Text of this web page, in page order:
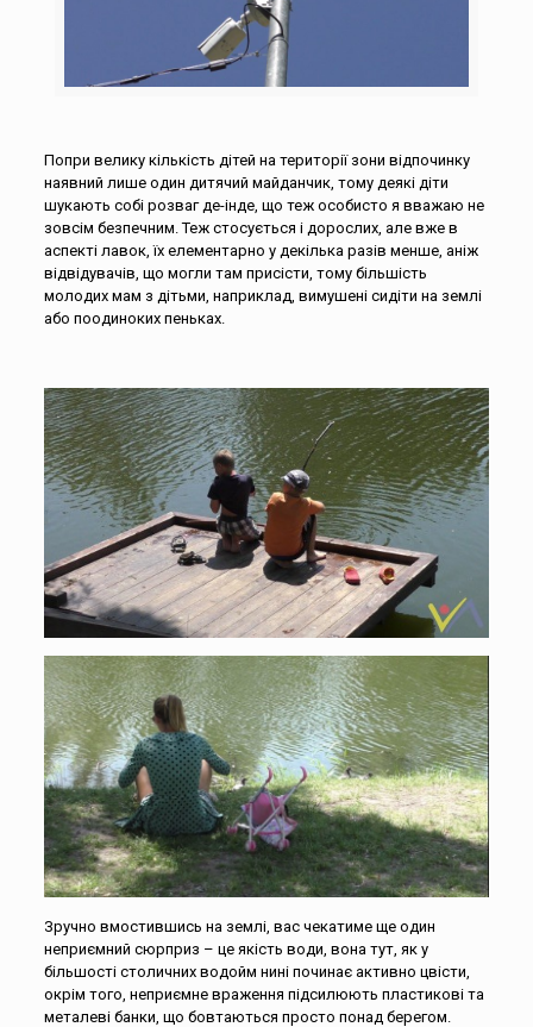
Попри велику кількість дітей на території зони відпочинку
наявний лише один дитячий майданчик, тому деякі діти
шукають собі розваг де-інде, що теж особисто я вважаю не
зовсім безпечним. Теж стосується і дорослих, але вже в
аспекті лавок, їх елементарно у декілька разів менше, аніж
відвідувачів, що могли там присісти, тому більшість
молодих мам з дітьми, наприклад, вимушені сидіти на землі
або поодиноких пеньках.
Зручно вмостившись на землі, вас чекатиме ще один
неприємний сюрприз – це якість води, вона тут, як у
більшості столичних водойм нині починає активно цвісти,
окрім того, неприємне враження підсилюють пластикові та
металеві банки, що бовтаються просто понад берегом.